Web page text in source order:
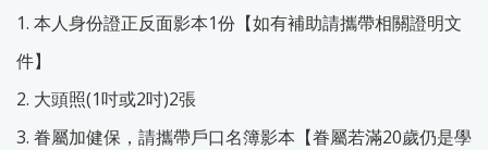
1. 本人身份證正反面影本1份【如有補助請攜帶相關證明文
件】
2. 大頭照(1吋或2吋)2張
3. 眷屬加健保，請攜帶戶口名簿影本【眷屬若滿20歲仍是學